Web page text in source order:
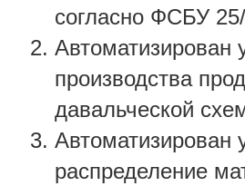
согласно ФСБУ
Автоматизирован
производства
давальческой
Автоматизирован
распределение